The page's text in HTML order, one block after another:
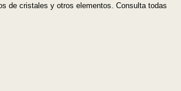
de cristales y otros elementos. Consulta todas